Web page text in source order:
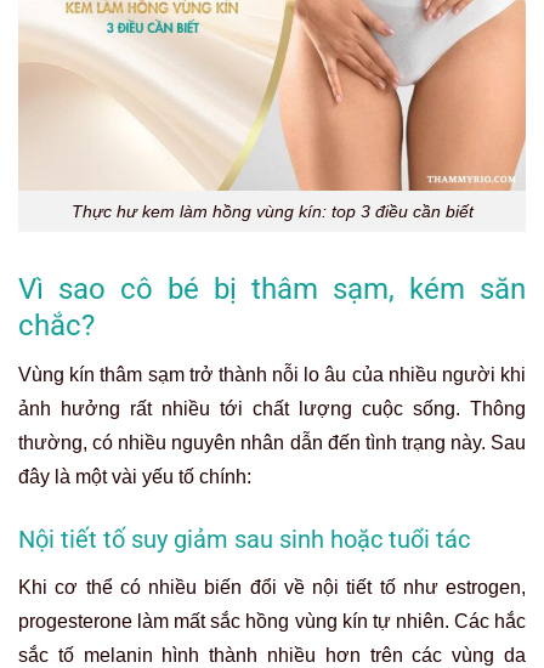
Thực hư kem làm hồng vùng kín: top 3 điều cần biết
Vì sao cô bé bị thâm sạm, kém săn
chắc?
Vùng kín thâm sạm trở thành nỗi lo âu của nhiều người khi
ảnh hưởng rất nhiều tới chất lượng cuộc sống. Thông
thường, có nhiều nguyên nhân dẫn đến tình trạng này. Sau
đây là một vài yếu tố chính:
Nội tiết tố suy giảm sau sinh hoặc tuổi tác
Khi cơ thể có nhiều biến đổi về nội tiết tố như estrogen,
progesterone làm mất sắc hồng vùng kín tự nhiên. Các hắc
sắc tố melanin hình thành nhiều hơn trên các vùng da